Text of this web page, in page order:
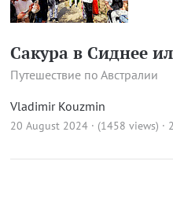
Сакура в Сиднее
Путешествие по Австралии
Vladimir Kouzmin
20 August 2024 · (1458 views) ·